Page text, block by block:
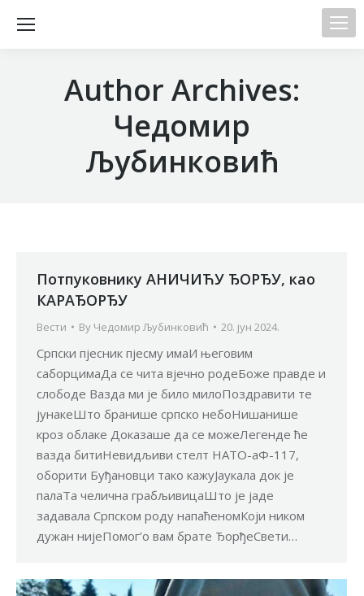
Author Archives:
Чедомир
Љубинковић
Потпуковнику АНИЧИЋУ ЂОРЂУ, као
КАРАЂОРЂУ
Вести By Чедомир Љубинковић 20. јун 2024.
Српски пјесник пјесму имаИ његовим
саборцимаДа се чита вјечно родеБоже правде и
слободе Вазда ми је било милоПоздравити те
јунакеШто бранише српско небоНишанише
кроз облаке Доказаше да се можеЛегенде ће
вазда битиНевидљиви стелт НАТО-аФ-117,
оборити Буђановци тако кажуЈаукала док је
палаТа челична грабљивицаШто је јаде
задавала Српском роду напаћеномКоји ником
дужан нијеПомог’о вам брате ЂорђеСвети…